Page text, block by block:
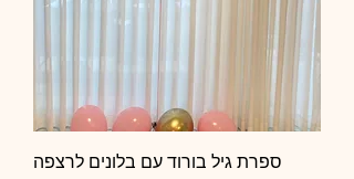
ספרת גיל בורוד עם בלונים לרצפה